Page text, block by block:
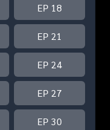
EP 18
EP 21
EP 24
EP 27
EP 30